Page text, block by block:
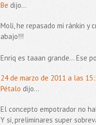
Be dijo...
Moli, he repasado mi ránkin y
abajo!!!
Enriq es taaan grande... Ese
24 de marzo de 2011 a las
Pétalo dijo...
El concepto empotrador no
Y si, preliminares super